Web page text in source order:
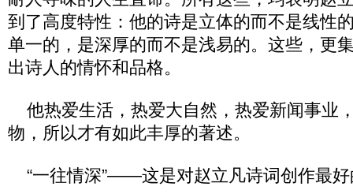
到了高度特性：他的诗是立体的而不是线性
单一的，是深厚的而不是浅易的。这些，更
出诗人的情怀和品格。
他热爱生活，热爱大自然，热爱新闻事业
物，所以才有如此丰厚的著述。
“一往情深”——这是对赵立凡诗词创作最好